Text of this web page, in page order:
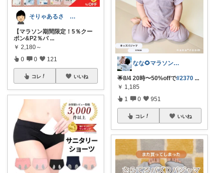
そりゃあるさ X@soryaarusa
【マラソン期間限定！5％クー
ポン&P2％バ ...
￥ 2,180～
0 0 121
コレ いいね
なな🌻マラソンまとめコレ作成中✨️
🌟8/4 20時〜50%offで#2370 ...
￥ 1,185
1 0 951
コレ いいね